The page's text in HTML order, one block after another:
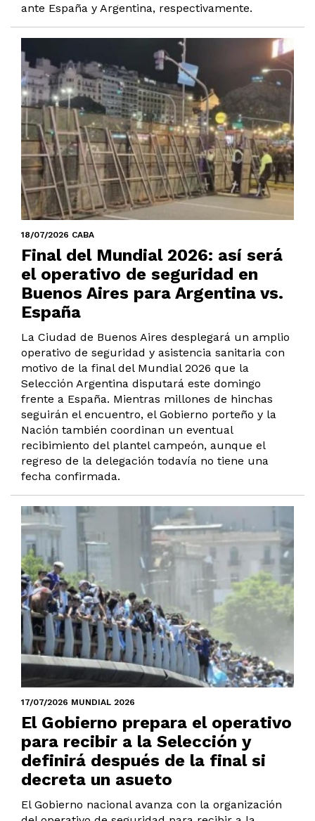
ante España y Argentina, respectivamente.
18/07/2026 CABA
Final del Mundial 2026: así será
el operativo de seguridad en
Buenos Aires para Argentina vs.
España
La Ciudad de Buenos Aires desplegará un amplio
operativo de seguridad y asistencia sanitaria con
motivo de la final del Mundial 2026 que la
Selección Argentina disputará este domingo
frente a España. Mientras millones de hinchas
seguirán el encuentro, el Gobierno porteño y la
Nación también coordinan un eventual
recibimiento del plantel campeón, aunque el
regreso de la delegación todavía no tiene una
fecha confirmada.
17/07/2026 MUNDIAL 2026
El Gobierno prepara el operativo
para recibir a la Selección y
definirá después de la final si
decreta un asueto
El Gobierno nacional avanza con la organización